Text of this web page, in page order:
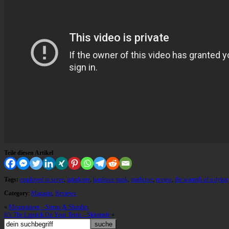
Teile diesen Artikel
Tags: employed to serve, grindcore, hardcore punk, mathcore, review, the warmth of a dying
Category: Magazin, Reviews
« Mountaineer – Sirens & Slumber
It’s The Lipstick On Your Teeth – Skintrade »